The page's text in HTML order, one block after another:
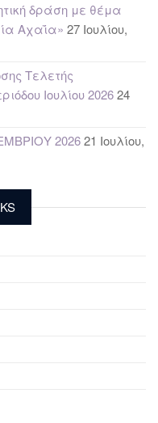
δράση με θέμα
Αχαΐα» 27 Ιουλίου,
Τελετής
Ιουλίου 202624
202621 Ιουλίου,